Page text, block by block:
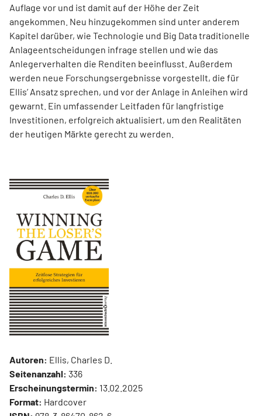
Auflage vor und ist damit auf der Höhe der Zeit
angekommen. Neu hinzugekommen sind unter anderem
Kapitel darüber, wie Technologie und Big Data traditionelle
Anlageentscheidungen infrage stellen und wie das
Anlegerverhalten die Renditen beeinflusst. Außerdem
werden neue Forschungsergebnisse vorgestellt, die für
Ellis’ Ansatz sprechen, und vor der Anlage in Anleihen wird
gewarnt. Ein umfassender Leitfaden für langfristige
Investitionen, erfolgreich aktualisiert, um den Realitäten
der heutigen Märkte gerecht zu werden.
Autoren: Ellis, Charles D.
Seitenanzahl: 336
Erscheinungstermin: 13.02.2025
Format: Hardcover